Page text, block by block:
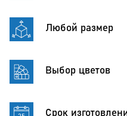
Любой размер
Выбор цветов
Срок